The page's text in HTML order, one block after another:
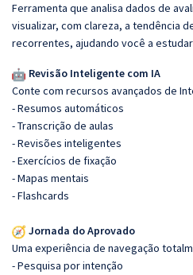
Ferramenta que analisa dados de
visualizar, com clareza, a tendência
recorrentes, ajudando você a
Revisão Inteligente com IA
Conte com recursos avançados de
- Resumos automáticos
- Transcrição de aulas
- Revisões inteligentes
- Exercícios de fixação
- Mapas mentais
- Flashcards
Jornada do Aprovado
Uma experiência de navegação
- Pesquisa por intenção